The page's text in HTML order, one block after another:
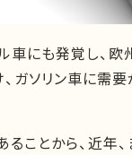
車にも発覚し、
ソリン車に需要
ことから、近年